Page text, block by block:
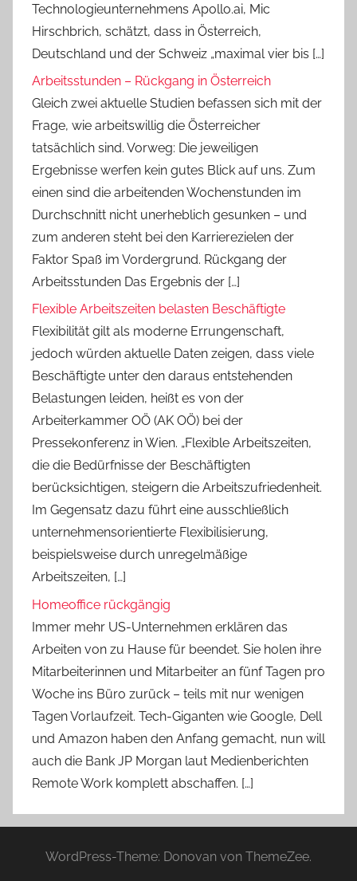
Technologieunternehmens Apollo.ai, Mic
Hirschbrich, schätzt, dass in Österreich,
Deutschland und der Schweiz „maximal vier bis […]
Arbeitsstunden – Rückgang in Österreich
Gleich zwei aktuelle Studien befassen sich mit der
Frage, wie arbeitswillig die Österreicher
tatsächlich sind. Vorweg: Die jeweiligen
Ergebnisse werfen kein gutes Blick auf uns. Zum
einen sind die arbeitenden Wochenstunden im
Durchschnitt nicht unerheblich gesunken – und
zum anderen steht bei den Karrierezielen der
Faktor Spaß im Vordergrund. Rückgang der
Arbeitsstunden Das Ergebnis der […]
Flexible Arbeitszeiten belasten Beschäftigte
Flexibilität gilt als moderne Errungenschaft,
jedoch würden aktuelle Daten zeigen, dass viele
Beschäftigte unter den daraus entstehenden
Belastungen leiden, heißt es von der
Arbeiterkammer OÖ (AK OÖ) bei der
Pressekonferenz in Wien. „Flexible Arbeitszeiten,
die die Bedürfnisse der Beschäftigten
berücksichtigen, steigern die Arbeitszufriedenheit.
Im Gegensatz dazu führt eine ausschließlich
unternehmensorientierte Flexibilisierung,
beispielsweise durch unregelmäßige
Arbeitszeiten, […]
Homeoffice rückgängig
Immer mehr US-Unternehmen erklären das
Arbeiten von zu Hause für beendet. Sie holen ihre
Mitarbeiterinnen und Mitarbeiter an fünf Tagen pro
Woche ins Büro zurück – teils mit nur wenigen
Tagen Vorlaufzeit. Tech-Giganten wie Google, Dell
und Amazon haben den Anfang gemacht, nun will
auch die Bank JP Morgan laut Medienberichten
Remote Work komplett abschaffen. […]
WordPress-Theme: Donovan von ThemeZee.